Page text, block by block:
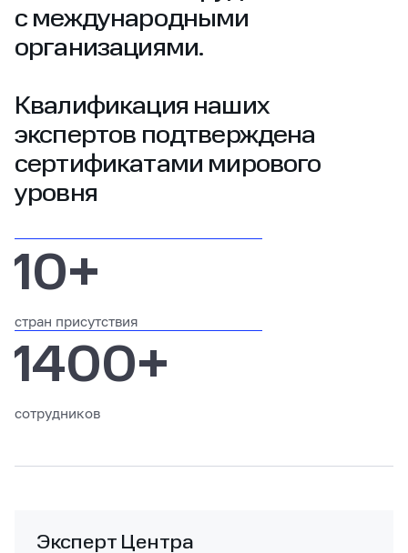
10+
стран присутствия
1400+
сотрудников
с международными
организациями.
Квалификация наших
экспертов подтверждена
сертификатами мирового
уровня